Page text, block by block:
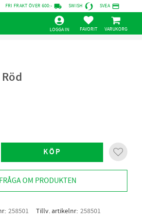
FRI FRAKT ÖVER 600:- local_shipping SWISH SVEA credit_card
LOGGA IN FAVORITER
KUNDVAGN
KÖP Lägg
OM PRODUKTEN
258501 Tillv. artikelnr 258501